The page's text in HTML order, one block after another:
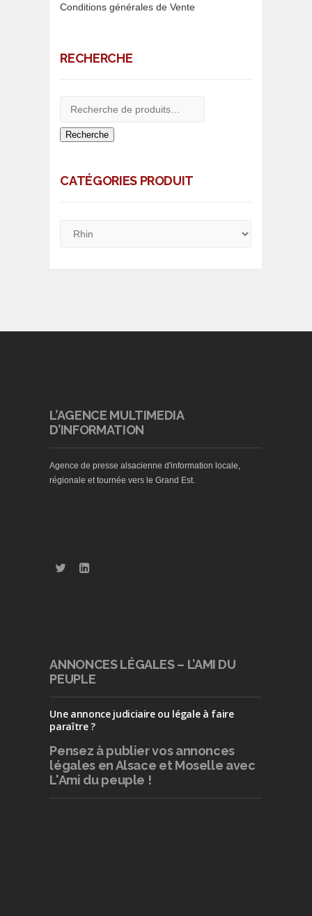
Conditions générales de Vente
RECHERCHE
Recherche
CATÉGORIES PRODUIT
L’AGENCE MULTIMEDIA
D’INFORMATION
Agence de presse alsacienne d'information locale,
régionale et tournée vers le Grand Est.
ANNONCES LÉGALES – L’AMI DU
PEUPLE
Une annonce judiciaire ou légale à faire
paraître ?
Pensez à publiervos annonces
légales en Alsace et Moselle avec
L'Ami du peuple !